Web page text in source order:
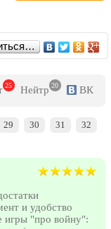
Если в первом
то при доставке
что перед
используйте
немного
25 Нейтр 20 ВК
29 30 31
32
и удобство
игры "про войну":